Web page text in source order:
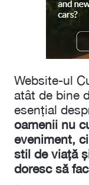
Website-ul
atât de bine
esențial
oamenii nu
eveniment,
stil de viață
doresc să